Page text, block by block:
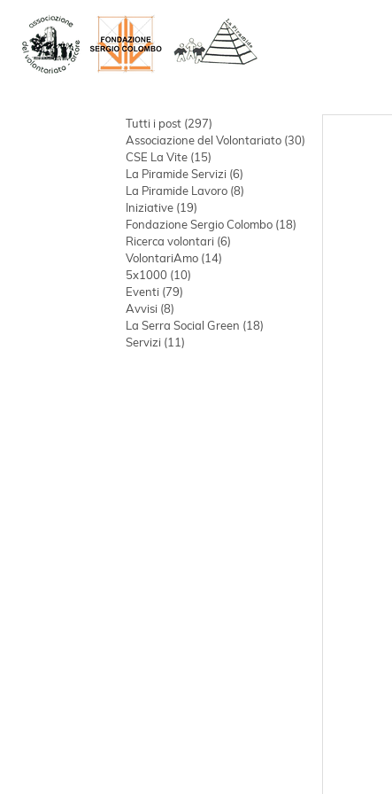
Tutti i post (297)
Associazione del Volontariato (30)
CSE La Vite (15)
La Piramide Servizi (6)
La Piramide Lavoro (8)
Iniziative (19)
Fondazione Sergio Colombo (18)
Ricerca volontari (6)
VolontariAmo (14)
5x1000 (10)
Eventi (79)
Avvisi (8)
La Serra Social Green (18)
Servizi (11)